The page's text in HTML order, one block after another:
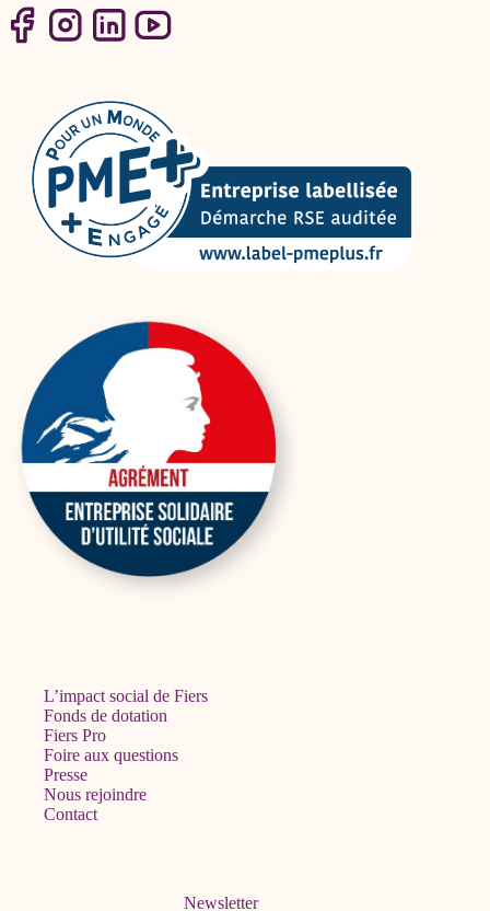
L’impact social de Fiers
Fonds de dotation
Fiers Pro
Foire aux questions
Presse
Nous rejoindre
Contact
Newsletter